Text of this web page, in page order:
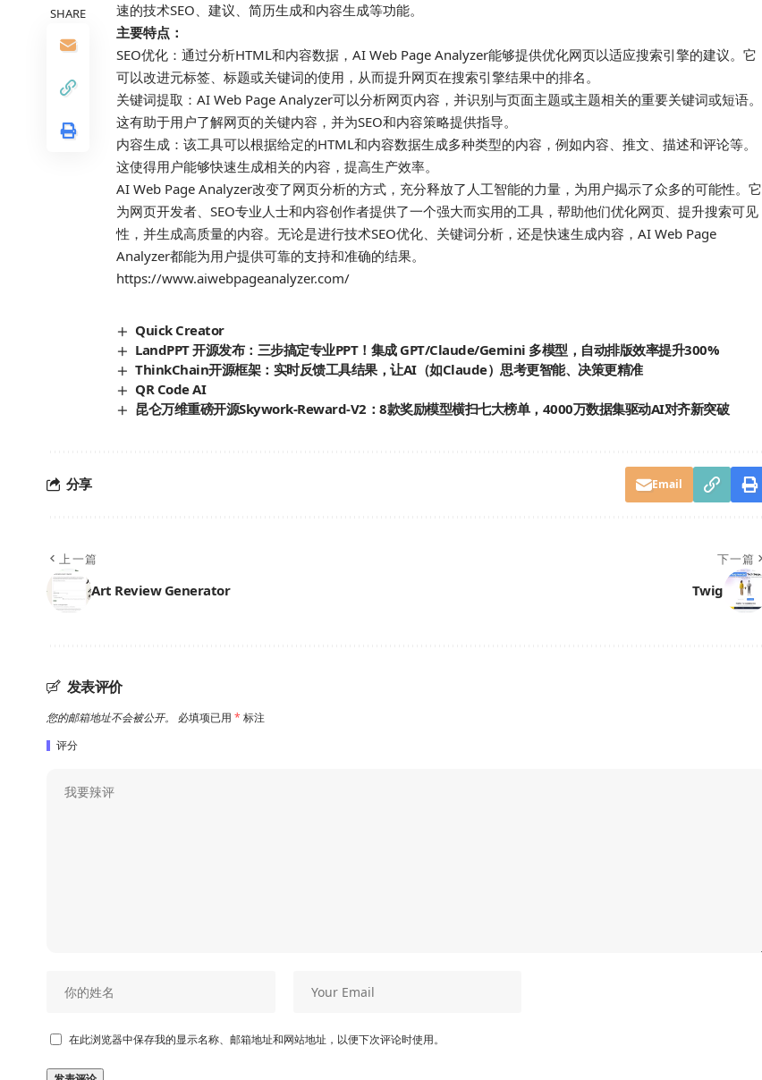
SHARE
速的技术SEO、建议、简历生成和内容生成等功能。
主要特点：
SEO优化：通过分析HTML和内容数据，AI Web Page Analyzer能够提供优化网页以适应搜索引擎的建议。它
可以改进元标签、标题或关键词的使用，从而提升网页在搜索引擎结果中的排名。
关键词提取：AI Web Page Analyzer可以分析网页内容，并识别与页面主题或主题相关的重要关键词或短语。
这有助于用户了解网页的关键内容，并为SEO和内容策略提供指导。
内容生成：该工具可以根据给定的HTML和内容数据生成多种类型的内容，例如内容、推文、描述和评论等。
这使得用户能够快速生成相关的内容，提高生产效率。
AI Web Page Analyzer改变了网页分析的方式，充分释放了人工智能的力量，为用户揭示了众多的可能性。它
为网页开发者、SEO专业人士和内容创作者提供了一个强大而实用的工具，帮助他们优化网页、提升搜索可见
性，并生成高质量的内容。无论是进行技术SEO优化、关键词分析，还是快速生成内容，AI Web Page
Analyzer都能为用户提供可靠的支持和准确的结果。
https://www.aiwebpageanalyzer.com/
Quick Creator
LandPPT 开源发布：三步搞定专业PPT！集成 GPT/Claude/Gemini 多模型，自动排版效率提升300%
ThinkChain开源框架：实时反馈工具结果，让AI（如Claude）思考更智能、决策更精准
QR Code AI
昆仑万维重磅开源Skywork-Reward-V2：8款奖励模型横扫七大榜单，4000万数据集驱动AI对齐新突破
分享 Email
上一篇
Art Review Generator
下一篇
Twig
发表评价
您的邮箱地址不会被公开。 必填项已用 * 标注
评分
在此浏览器中保存我的显示名称、邮箱地址和网站地址，以便下次评论时使用。